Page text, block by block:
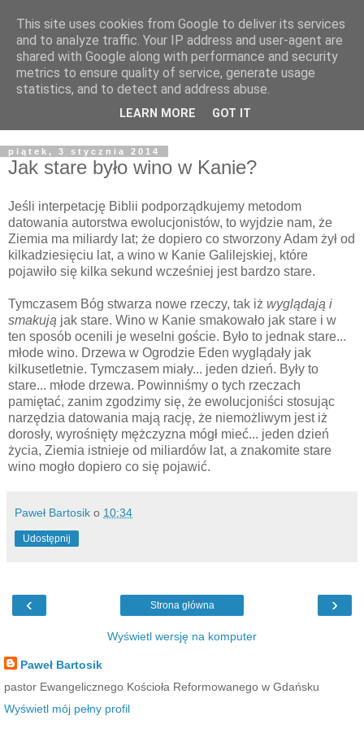
Żyjąc wiarą w REALNYM
świecie
Blog pastora Pawła Bartosika
piątek, 3 stycznia 2014
Jak stare było wino w Kanie?
Jeśli interpetację Biblii podporządkujemy metodom
datowania autorstwa ewolucjonistów, to wyjdzie nam, że
Ziemia ma miliardy lat; że dopiero co stworzony Adam żył od
kilkadziesięciu lat, a wino w Kanie Galilejskiej, które
pojawiło się kilka sekund wcześniej jest bardzo stare.
Tymczasem Bóg stwarza nowe rzeczy, tak iż wyglądają i
smakują jak stare. Wino w Kanie smakowało jak stare i w
ten sposób ocenili je weselni goście. Było to jednak stare...
młode wino. Drzewa w Ogrodzie Eden wyglądały jak
kilkusetletnie. Tymczasem miały... jeden dzień. Były to
stare... młode drzewa. Powinniśmy o tych rzeczach
pamiętać, zanim zgodzimy się, że ewolucjoniści stosując
narzędzia datowania mają rację, że niemożliwym jest iż
dorosły, wyrośnięty mężczyzna mógł mieć... jeden dzień
życia, Ziemia istnieje od miliardów lat, a znakomite stare
wino mogło dopiero co się pojawić.
Paweł Bartosik o 10:34
Udostępnij
‹ ›
Strona główna
Wyświetl wersję na komputer
Paweł Bartosik
pastor Ewangelicznego Kościoła Reformowanego w Gdańsku
Wyświetl mój pełny profil
This site uses cookies from Google to deliver its services
and to analyze traffic. Your IP address and user-agent are
shared with Google along with performance and security
metrics to ensure quality of service, generate usage
statistics, and to detect and address abuse.
LEARN MORE GOT IT